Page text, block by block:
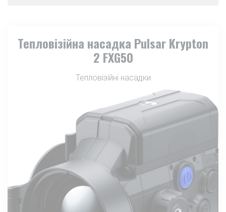
Тепловізійна насадка Pulsar Krypton
2 FXG50
Тепловізійні насадки